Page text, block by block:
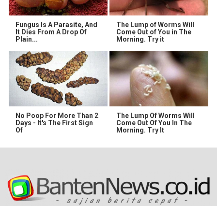
Fungus Is A Parasite, And
It Dies From A Drop Of
Plain...
The Lump of Worms Will
Come Out of You in The
Morning. Try it
No Poop For More Than 2
Days - It's The First Sign
Of
The Lump Of Worms Will
Come Out Of You In The
Morning. Try It